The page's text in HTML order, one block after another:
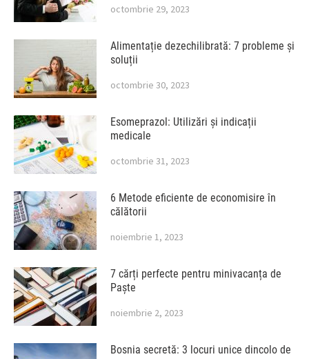
octombrie 29, 2023
Alimentație dezechilibrată: 7 probleme și
soluții
octombrie 30, 2023
Esomeprazol: Utilizări și indicații
medicale
octombrie 31, 2023
6 Metode eficiente de economisire în
călătorii
noiembrie 1, 2023
7 cărți perfecte pentru minivacanța de
Paște
noiembrie 2, 2023
Bosnia secretă: 3 locuri unice dincolo de